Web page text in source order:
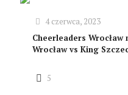
4 czerwca, 2023
Cheerleaders Wrocław
Wrocław vs King
5